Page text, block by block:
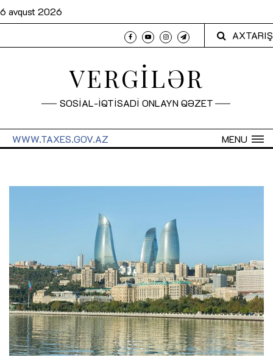
6 avqust 2026
AXTARIŞ
VERGİLƏR
SOSİAL-İQTİSADİ ONLAYN QƏZET
MENU
WWW.TAXES.GOV.AZ